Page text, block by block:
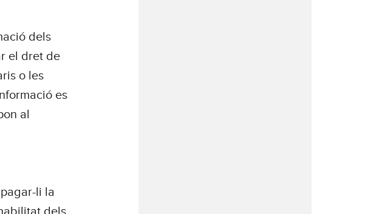
dels
el dret de
o les
es
al
li la